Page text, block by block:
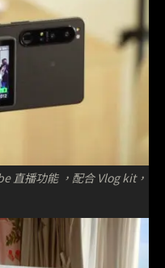
直播功能 ，配合 Vlog kit，